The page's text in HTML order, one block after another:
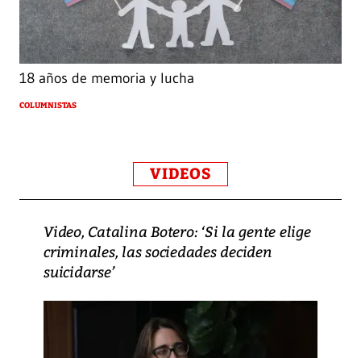
18 años de memoria y lucha
COLUMNISTAS
VIDEOS
Video, Catalina Botero: ‘Si la gente elige
criminales, las sociedades deciden
suicidarse’